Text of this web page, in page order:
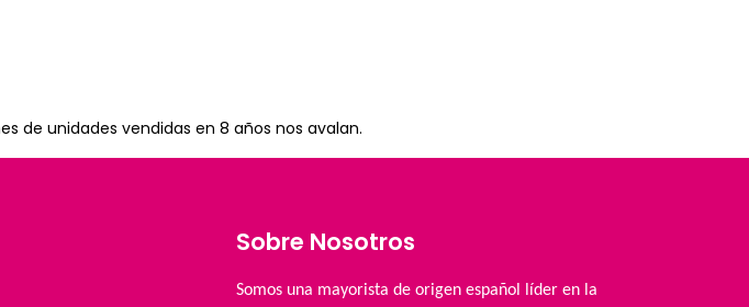
de unidades vendidas en 8 años nos avalan.
Sobre Nosotros
Somos una mayorista de origen español líder en la